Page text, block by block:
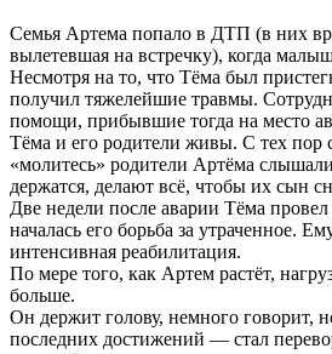
Семья Артема попало в ДТП (в них
вылетевшая на встречку), когда
Несмотря на то, что Тёма был
получил тяжелейшие травмы.
помощи, прибывшие тогда на место
Тёма и его родители живы. С тех пор
«молитесь» родители Артёма
держатся, делают всё, чтобы их сын
Две недели после аварии Тёма
началась его борьба за утраченное.
интенсивная реабилитация.
По мере того, как Артем растёт,
больше.
Он держит голову, немного говорит,
последних достижений — стал